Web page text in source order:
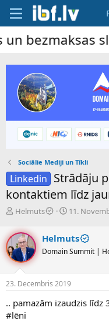
sludinājumu
Sociālie Mediji un Tīkli
Linkedin Strādāju
kontaktiem līdz
P
v
e
d
i
e
n
u
z
Helmuts
S
u
m
d
a
u
11.
Helmuts
Domain Summit |
23. Decembris 2019
.. pamazām izaudzis
#lēni